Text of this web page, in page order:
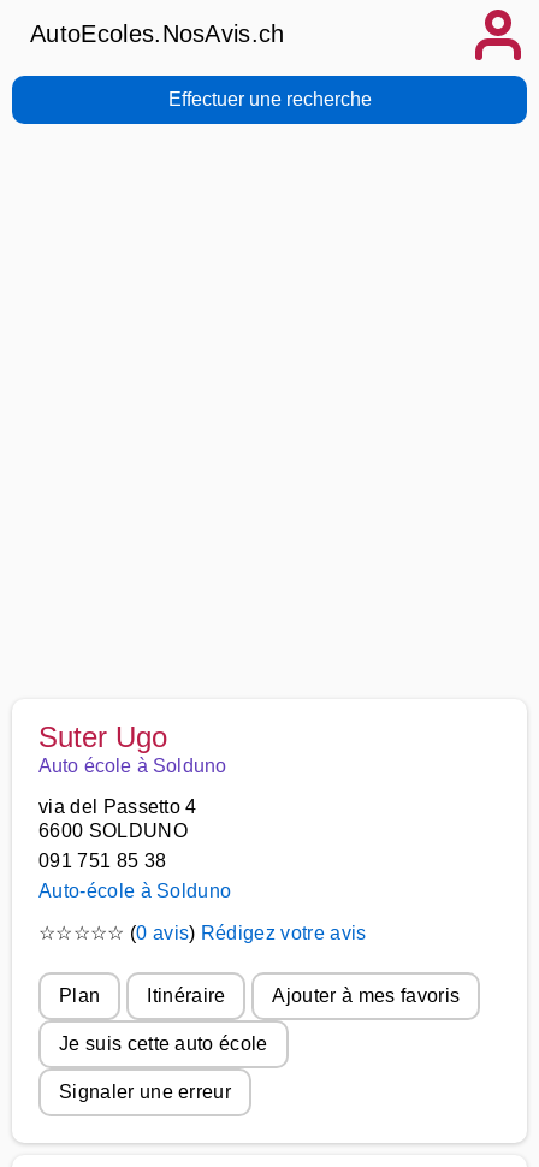
AutoEcoles.NosAvis.ch
Effectuer une recherche
Suter Ugo
Auto école à Solduno
via del Passetto 4
6600 SOLDUNO
091 751 85 38
Auto-école à Solduno
☆☆☆☆☆ (0 avis) Rédigez votre avis
Plan Itinéraire Ajouter à mes favoris
Je suis cette auto école
Signaler une erreur